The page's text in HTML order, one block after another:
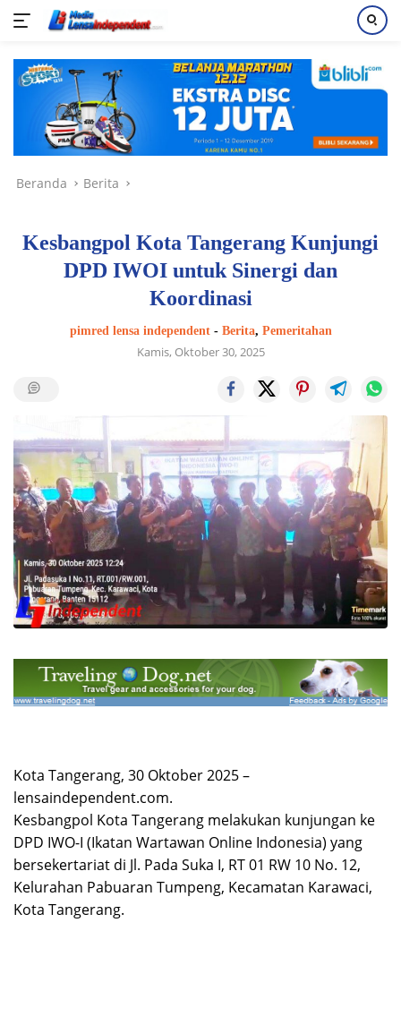
konten
Beranda Berita
Kesbangpol Kota Tangerang Kunjungi
DPD IWOI untuk Sinergi dan
Koordinasi
pimred lensa independent- Berita, Pemeritahan
Kamis, Oktober 30, 2025
Kota Tangerang, 30 Oktober 2025 –
lensaindependent.com.
Kesbangpol Kota Tangerang melakukan kunjungan ke
DPD IWO-I (Ikatan Wartawan Online Indonesia) yang
bersekertariat di Jl. Pada Suka I, RT 01 RW 10 No. 12,
Kelurahan Pabuaran Tumpeng, Kecamatan Karawaci,
Kota Tangerang.